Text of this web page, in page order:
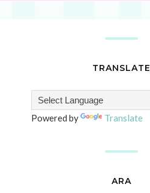
TRANSLATE
Powered by Translate
ARA